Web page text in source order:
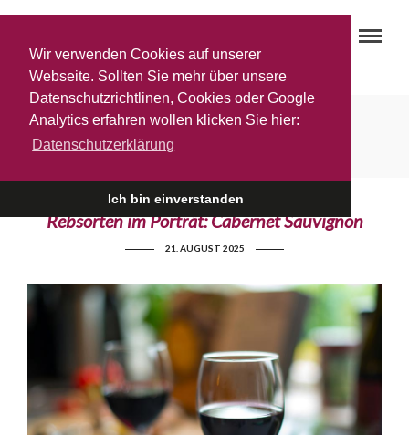
Wir verwenden Cookies auf unserer
Webseite. Sollten Sie mehr über unsere
Datenschutzrichtlinen, Cookies oder Google
Analytics erfahren wollen klicken Sie hier:
Datenschutzerklärung
Ich bin einverstanden
Les tres ponts
Rebsorten im Porträt: Cabernet Sauvignon
21. AUGUST 2025